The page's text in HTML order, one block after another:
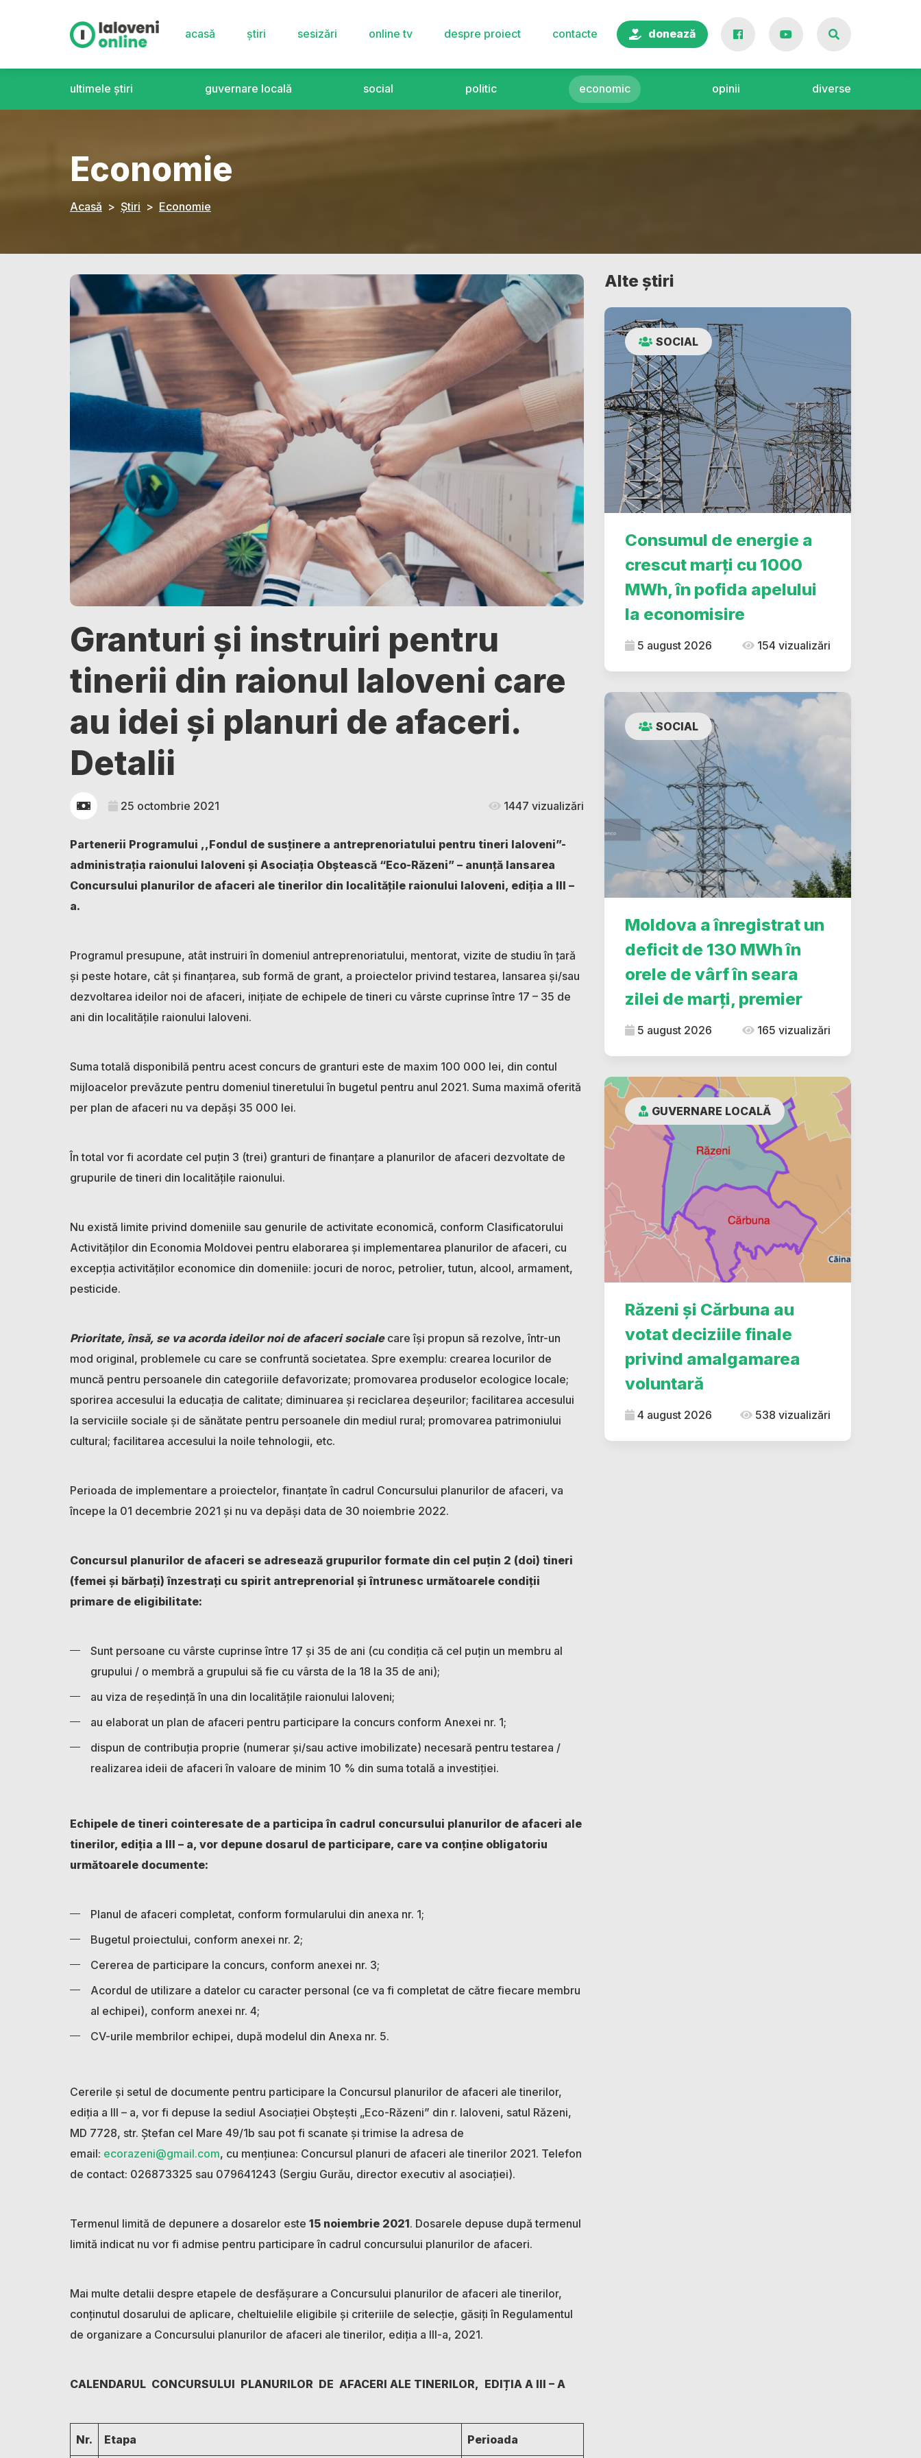
acasă știri sesizări online tv despre proiect contacte donează
ultimele știri guvernare locală social politic economic opinii diverse
Economie
Acasă Știri Economie
Granturi și instruiri pentru
tinerii din raionul Ialoveni care
au idei și planuri de afaceri.
Detalii
25 octombrie 2021 1447 vizualizări
Partenerii Programului ,,Fondul de susținere a antreprenoriatului pentru tineri Ialoveni”-
administrația raionului Ialoveni și Asociația Obștească “Eco-Răzeni” – anunţă lansarea
Concursului planurilor de afaceri ale tinerilor din localitățile raionului Ialoveni, ediția a III –
a.
Programul presupune, atât instruiri în domeniul antreprenoriatului, mentorat, vizite de studiu în țară
și peste hotare, cât și finanțarea, sub formă de grant, a proiectelor privind testarea, lansarea și/sau
dezvoltarea ideilor noi de afaceri, inițiate de echipele de tineri cu vârste cuprinse între 17 – 35 de
ani din localitățile raionului Ialoveni.
Suma totală disponibilă pentru acest concurs de granturi este de maxim 100 000 lei, din contul
mijloacelor prevăzute pentru domeniul tineretului în bugetul pentru anul 2021. Suma maximă oferită
per plan de afaceri nu va depăși 35 000 lei.
În total vor fi acordate cel puțin 3 (trei) granturi de finanțare a planurilor de afaceri dezvoltate de
grupurile de tineri din localitățile raionului.
Nu există limite privind domeniile sau genurile de activitate economică, conform Clasificatorului
Activităților din Economia Moldovei pentru elaborarea și implementarea planurilor de afaceri, cu
excepția activităților economice din domeniile: jocuri de noroc, petrolier, tutun, alcool, armament,
pesticide.
Prioritate, însă, se va acorda ideilor noi de afaceri socialecare își propun să rezolve, într-un
mod original, problemele cu care se confruntă societatea. Spre exemplu: crearea locurilor de
muncă pentru persoanele din categoriile defavorizate; promovarea produselor ecologice locale;
sporirea accesului la educația de calitate; diminuarea și reciclarea deșeurilor; facilitarea accesului
la serviciile sociale și de sănătate pentru persoanele din mediul rural; promovarea patrimoniului
cultural; facilitarea accesului la noile tehnologii, etc.
Perioada de implementare a proiectelor, finanțate în cadrul Concursului planurilor de afaceri, va
începe la 01 decembrie 2021 și nu va depăși data de 30 noiembrie 2022.
Concursul planurilor de afaceri se adresează grupurilor formate din cel puțin 2 (doi) tineri
(femei și bărbați) înzestrați cu spirit antreprenorial și întrunesc următoarele condiţii
primare de eligibilitate:
Sunt persoane cu vârste cuprinse între 17 și 35 de ani (cu condiția că cel puțin un membru al
grupului / o membră a grupului să fie cu vârsta de la 18 la 35 de ani);
au viza de reședință în una din localitățile raionului Ialoveni;
au elaborat un plan de afaceri pentru participare la concurs conform Anexei nr. 1;
dispun de contribuția proprie (numerar și/sau active imobilizate) necesară pentru testarea /
realizarea ideii de afaceri în valoare de minim 10 % din suma totală a investiției.
Echipele de tineri cointeresate de a participa în cadrul concursului planurilor de afaceri ale
tinerilor, ediția a III – a, vor depune dosarul de participare, care va conține obligatoriu
următoarele documente:
Planul de afaceri completat, conform formularului din anexa nr. 1;
Bugetul proiectului, conform anexei nr. 2;
Cererea de participare la concurs, conform anexei nr. 3;
Acordul de utilizare a datelor cu caracter personal (ce va fi completat de către fiecare membru
al echipei), conform anexei nr. 4;
CV-urile membrilor echipei, după modelul din Anexa nr. 5.
Cererile și setul de documente pentru participare la Concursul planurilor de afaceri ale tinerilor,
ediția a III – a, vor fi depuse la sediul Asociației Obștești „Eco-Răzeni” din r. Ialoveni, satul Răzeni,
MD 7728, str. Ștefan cel Mare 49/1b sau pot fi scanate și trimise la adresa de
email: ecorazeni@gmail.com, cu mențiunea: Concursul planuri de afaceri ale tinerilor 2021. Telefon
de contact: 026873325 sau 079641243 (Sergiu Gurău, director executiv al asociației).
Termenul limită de depunere a dosarelor este 15 noiembrie 2021. Dosarele depuse după termenul
limită indicat nu vor fi admise pentru participare în cadrul concursului planurilor de afaceri.
Mai multe detalii despre etapele de desfășurare a Concursului planurilor de afaceri ale tinerilor,
conținutul dosarului de aplicare, cheltuielile eligibile și criteriile de selecție, găsiți în Regulamentul
de organizare a Concursului planurilor de afaceri ale tinerilor, ediția a III-a, 2021.
CALENDARUL CONCURSULUI PLANURILOR DE AFACERI ALE TINERILOR, EDIȚIA A III – A
Nr. Etapa Perioada
Alte știri
SOCIAL
Consumul de energie a
crescut marți cu 1000
MWh, în pofida apelului
la economisire
5 august 2026 154 vizualizări
SOCIAL
Moldova a înregistrat un
deficit de 130 MWh în
orele de vârf în seara
zilei de marți, premier
5 august 2026 165 vizualizări
GUVERNARE LOCALĂ
Răzeni și Cărbuna au
votat deciziile finale
privind amalgamarea
voluntară
4 august 2026 538 vizualizări